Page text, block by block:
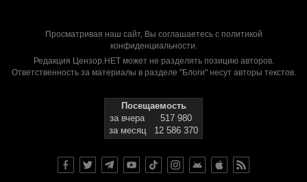
Просматривая наш сайт, Вы соглашаетесь с политикой
конфиденциальности.
Редакция Цензор.НЕТ может не разделять позицию авторов.
Ответственность за материалы в разделе "Блоги" несут авторы текстов.
Посещаемость
за вчера
517 980
за месяц
12 586 370